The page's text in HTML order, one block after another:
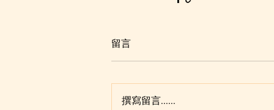
留言
撰寫留言......